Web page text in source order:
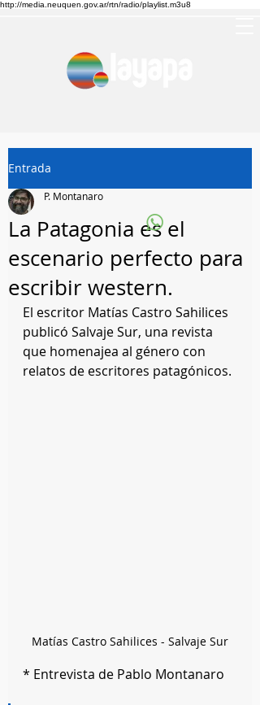
http://media.neuquen.gov.ar/rtn/radio/playlist.m3u8
Entrada
La Patagonia es el
escenario perfecto para
escribir western.
P. Montanaro
El escritor Matías Castro Sahilices
publicó Salvaje Sur, una revista
que homenajea al género con
relatos de escritores patagónicos.
Matías Castro Sahilices - Salvaje Sur
* Entrevista de Pablo Montanaro